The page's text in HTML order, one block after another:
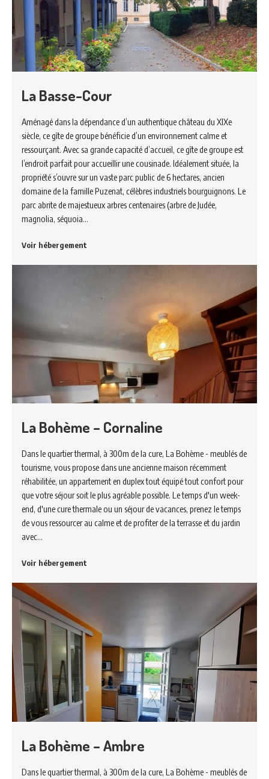
La Basse-Cour
Aménagé dans la dépendance d’un authentique château du XIXe
siècle, ce gîte de groupe bénéficie d’un environnement calme et
ressourçant. Avec sa grande capacité d’accueil, ce gîte de groupe est
l’endroit parfait pour accueillir une cousinade. Idéalement située, la
propriété s’ouvre sur un vaste parc public de 6 hectares, ancien
domaine de la famille Puzenat, célèbres industriels bourguignons. Le
parc abrite de majestueux arbres centenaires (arbre de Judée,
magnolia, séquoia…
Voir hébergement
La Bohème – Cornaline
Dans le quartier thermal, à 300m de la cure, La Bohème - meublés de
tourisme, vous propose dans une ancienne maison récemment
réhabilitée, un appartement en duplex tout équipé tout confort pour
que votre séjour soit le plus agréable possible. Le temps d'un week-
end, d'une cure thermale ou un séjour de vacances, prenez le temps
de vous ressourcer au calme et de profiter de la terrasse et du jardin
avec…
Voir hébergement
La Bohème – Ambre
Dans le quartier thermal, à 300m de la cure, La Bohème - meublés de